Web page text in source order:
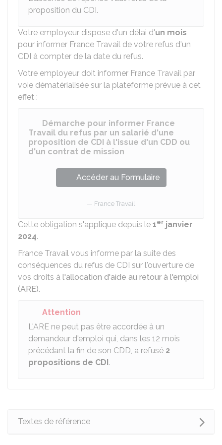
proposition du CDI.
Votre employeur dispose d'un délai d'un mois
pour informer France Travail de votre refus d'un
CDI à compter de la date du refus.
Votre employeur doit informer France Travail par
voie dématérialisée sur la plateforme prévue à cet
effet :
Démarche pour informer France
Travail du refus par un salarié d'une
proposition de CDI à l'issue d'un CDD ou
d'un contrat de mission
Accéder au Formulaire
France Travail
Cette obligation s'applique depuis le 1er janvier
2024.
France Travail vous informe par la suite des
conséquences du refus de CDI sur l'ouverture de
vos droits à l'allocation d'aide au retour à l'emploi
(ARE).
Attention
L'ARE ne peut pas être accordée à un
demandeur d'emploi qui, dans les 12 mois
précédant la fin de son CDD, a refusé 2
propositions de CDI.
Textes de référence